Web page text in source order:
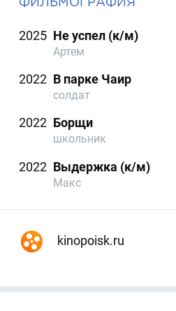
2025 Не успел (к/м)
Артем
2022 В парке Чаир
солдат
2022 Борщи
школьник
2022 Выдержка (к/м)
Макс
kinopoisk.ru